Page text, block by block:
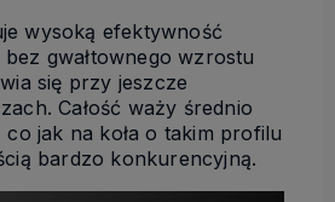
wysoką efektywność
gwałtownego wzrostu
się przy jeszcze
Całość waży średnio
jak na koła o takim profilu
bardzo konkurencyjną.